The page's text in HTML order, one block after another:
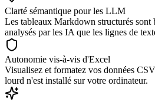
Clarté sémantique pour les LLM
Les tableaux Markdown structurés sont
analysés par les IA que les lignes de
Autonomie vis-à-vis d'Excel
Visualisez et formatez vos données
lourd n'est installé sur votre ordinateur.